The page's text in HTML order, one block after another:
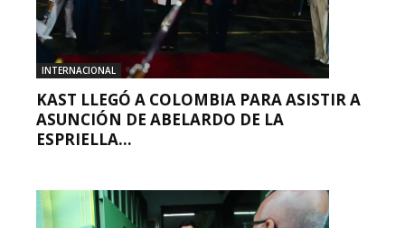
INTERNACIONAL
KAST LLEGÓ A COLOMBIA PARA ASISTIR A
ASUNCIÓN DE ABELARDO DE LA
ESPRIELLA...